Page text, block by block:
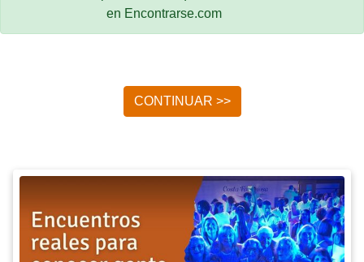
en Encontrarse.com
CONTINUAR >>